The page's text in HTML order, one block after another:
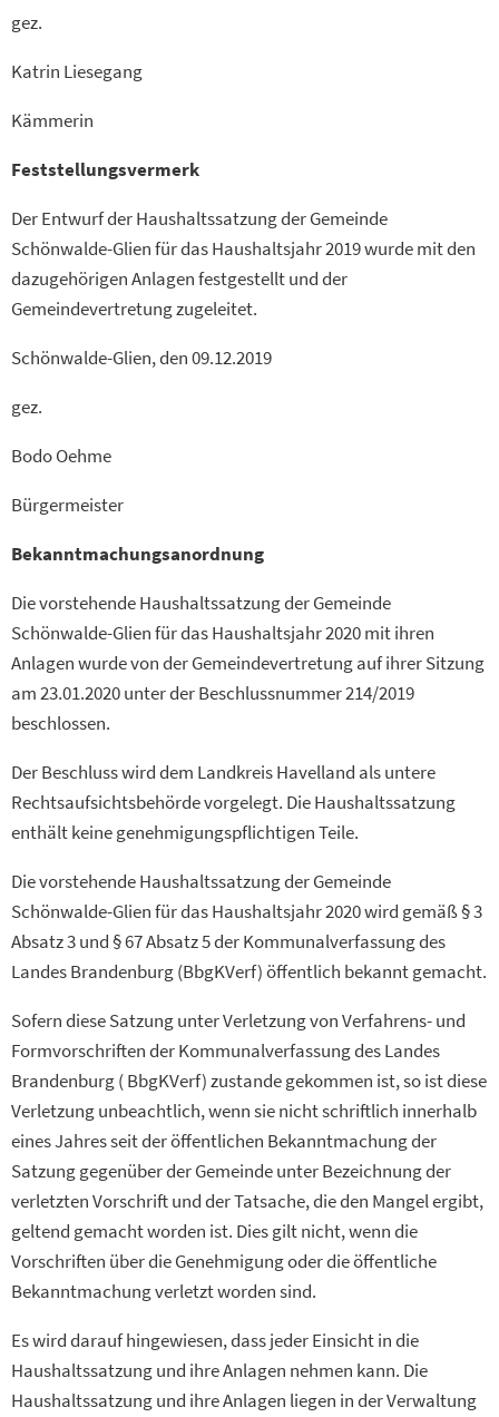
gez.
Katrin Liesegang
Kämmerin
Feststellungsvermerk
Der Entwurf der Haushaltssatzung der Gemeinde
Schönwalde-Glien für das Haushaltsjahr 2019 wurde mit den
dazugehörigen Anlagen festgestellt und der
Gemeindevertretung zugeleitet.
Schönwalde-Glien, den 09.12.2019
gez.
Bodo Oehme
Bürgermeister
Bekanntmachungsanordnung
Die vorstehende Haushaltssatzung der Gemeinde
Schönwalde-Glien für das Haushaltsjahr 2020 mit ihren
Anlagen wurde von der Gemeindevertretung auf ihrer Sitzung
am 23.01.2020 unter der Beschlussnummer 214/2019
beschlossen.
Der Beschluss wird dem Landkreis Havelland als untere
Rechtsaufsichtsbehörde vorgelegt. Die Haushaltssatzung
enthält keine genehmigungspflichtigen Teile.
Die vorstehende Haushaltssatzung der Gemeinde
Schönwalde-Glien für das Haushaltsjahr 2020 wird gemäß § 3
Absatz 3 und § 67 Absatz 5 der Kommunalverfassung des
Landes Brandenburg (BbgKVerf) öffentlich bekannt gemacht.
Sofern diese Satzung unter Verletzung von Verfahrens- und
Formvorschriften der Kommunalverfassung des Landes
Brandenburg ( BbgKVerf) zustande gekommen ist, so ist diese
Verletzung unbeachtlich, wenn sie nicht schriftlich innerhalb
eines Jahres seit der öffentlichen Bekanntmachung der
Satzung gegenüber der Gemeinde unter Bezeichnung der
verletzten Vorschrift und der Tatsache, die den Mangel ergibt,
geltend gemacht worden ist. Dies gilt nicht, wenn die
Vorschriften über die Genehmigung oder die öffentliche
Bekanntmachung verletzt worden sind.
Es wird darauf hingewiesen, dass jeder Einsicht in die
Haushaltssatzung und ihre Anlagen nehmen kann. Die
Haushaltssatzung und ihre Anlagen liegen in der Verwaltung